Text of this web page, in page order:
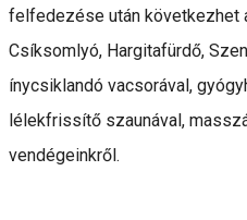
felfedezése után következhet
Csíksomlyó, Hargitafürdő,
ínycsiklandó vacsorával,
lélekfrissítő szaunával,
vendégeinkről.